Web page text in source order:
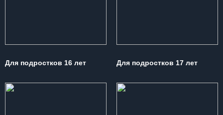
Для подростков 16 лет Для подростков 17 лет